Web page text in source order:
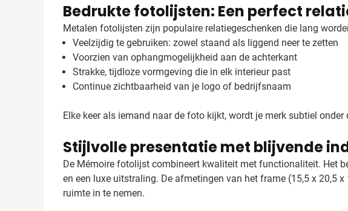
Bedrukte fotolijsten: Een perfect
Metalen fotolijsten zijn populaire relatiegeschenken die lang
Veelzijdig te gebruiken: zowel staand als liggend neer te zetten
Voorzien van ophangmogelijkheid aan de achterkant
Strakke, tijdloze vormgeving die in elk interieur past
Continue zichtbaarheid van je logo of bedrijfsnaam
Elke keer als iemand naar de foto kijkt, wordt je merk subtiel
Stijlvolle presentatie met blijvende
De Mémoire fotolijst combineert kwaliteit met functionaliteit. Het
en een luxe uitstraling. De afmetingen van het frame (15,5 x 20,5
ruimte in te nemen.